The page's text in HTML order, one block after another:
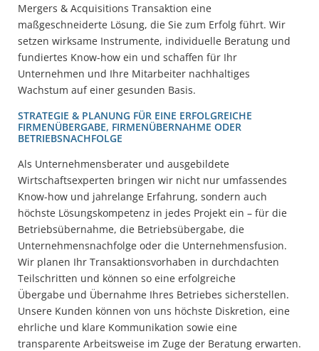
Mergers & Acquisitions Transaktion eine
maßgeschneiderte Lösung, die Sie zum Erfolg führt. Wir
setzen wirksame Instrumente, individuelle Beratung und
fundiertes Know-how ein und schaffen für Ihr
Unternehmen und Ihre Mitarbeiter nachhaltiges
Wachstum auf einer gesunden Basis.
STRATEGIE & PLANUNG FÜR EINE ERFOLGREICHE
FIRMENÜBERGABE, FIRMENÜBERNAHME ODER
BETRIEBSNACHFOLGE
Als Unternehmensberater und ausgebildete
Wirtschaftsexperten bringen wir nicht nur umfassendes
Know-how und jahrelange Erfahrung, sondern auch
höchste Lösungskompetenz in jedes Projekt ein – für die
Betriebsübernahme, die Betriebsübergabe, die
Unternehmensnachfolge oder die Unternehmensfusion.
Wir planen Ihr Transaktionsvorhaben in durchdachten
Teilschritten und können so eine erfolgreiche
Übergabe und Übernahme Ihres Betriebes sicherstellen.
Unsere Kunden können von uns höchste Diskretion, eine
ehrliche und klare Kommunikation sowie eine
transparente Arbeitsweise im Zuge der Beratung erwarten.